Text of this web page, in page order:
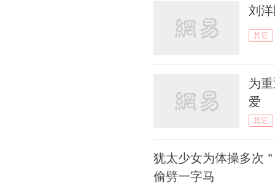
刘
其它
为
爱
其它
犹太少女为体操多次
偷劈一字马